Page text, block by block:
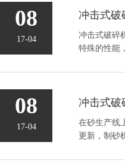
08
17-04
冲击式破
冲击式破碎
特殊的性能
08
17-04
冲击式破
在砂生产线
更新，制砂